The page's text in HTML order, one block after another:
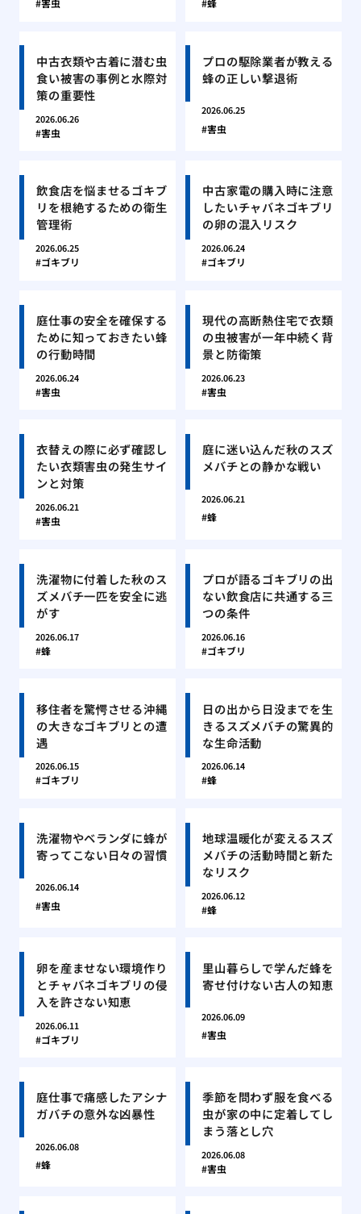
害虫 蜂
中古衣類や古着に潜む虫
食い被害の事例と水際対
策の重要性
2026.06.26
害虫
プロの駆除業者が教える
蜂の正しい撃退術
2026.06.25
害虫
飲食店を悩ませるゴキブ
リを根絶するための衛生
管理術
2026.06.25
ゴキブリ
中古家電の購入時に注意
したいチャバネゴキブリ
の卵の混入リスク
2026.06.24
ゴキブリ
庭仕事の安全を確保する
ために知っておきたい蜂
の行動時間
2026.06.24
害虫
現代の高断熱住宅で衣類
の虫被害が一年中続く背
景と防衛策
2026.06.23
害虫
衣替えの際に必ず確認し
たい衣類害虫の発生サイ
ンと対策
2026.06.21
害虫
庭に迷い込んだ秋のスズ
メバチとの静かな戦い
2026.06.21
蜂
洗濯物に付着した秋のス
ズメバチ一匹を安全に逃
がす
2026.06.17
蜂
プロが語るゴキブリの出
ない飲食店に共通する三
つの条件
2026.06.16
ゴキブリ
移住者を驚愕させる沖縄
の大きなゴキブリとの遭
遇
2026.06.15
ゴキブリ
日の出から日没までを生
きるスズメバチの驚異的
な生命活動
2026.06.14
蜂
洗濯物やベランダに蜂が
寄ってこない日々の習慣
2026.06.14
害虫
地球温暖化が変えるスズ
メバチの活動時間と新た
なリスク
2026.06.12
蜂
卵を産ませない環境作り
とチャバネゴキブリの侵
入を許さない知恵
2026.06.11
ゴキブリ
里山暮らしで学んだ蜂を
寄せ付けない古人の知恵
2026.06.09
害虫
庭仕事で痛感したアシナ
ガバチの意外な凶暴性
2026.06.08
蜂
季節を問わず服を食べる
虫が家の中に定着してし
まう落とし穴
2026.06.08
害虫